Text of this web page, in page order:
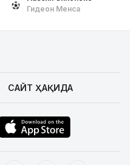
Гидеон Менса
САЙТ ҲАҚИДА